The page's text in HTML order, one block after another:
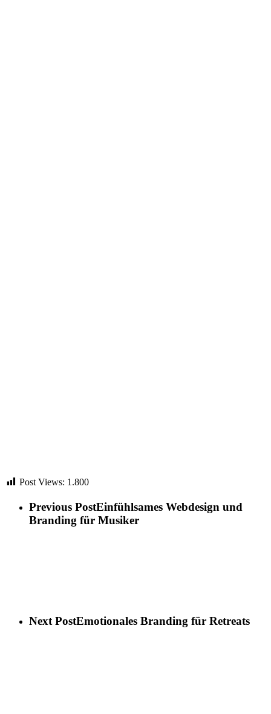
Post Views: 1.800
Previous PostEinfühlsames Webdesign und
Branding für Musiker
Next PostEmotionales Branding für Retreats